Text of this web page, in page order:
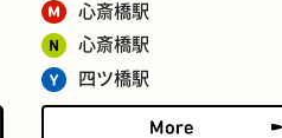
心斎橋駅
心斎橋駅
四ツ橋駅